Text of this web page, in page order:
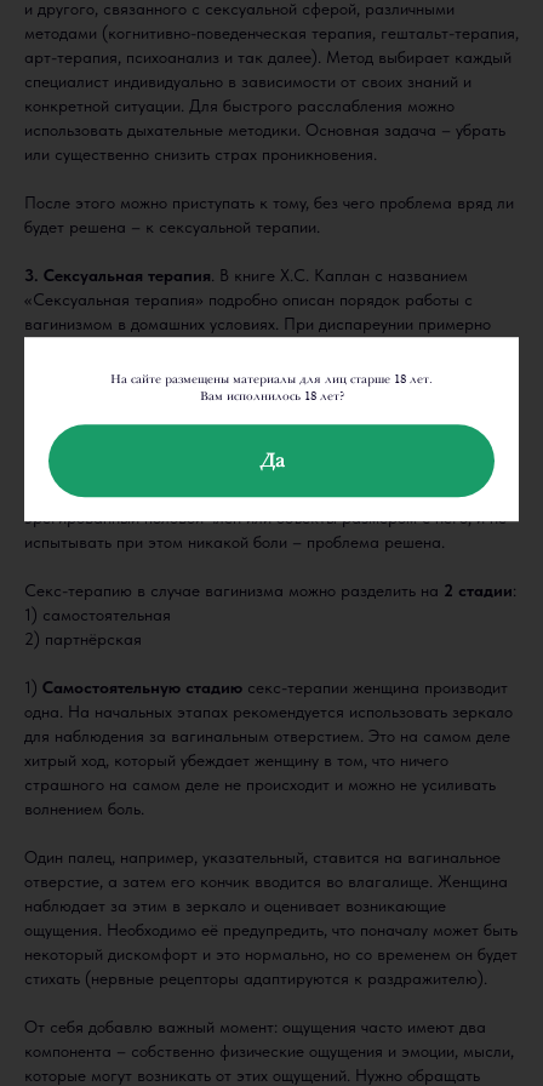
На сайте размещены материалы для лиц старше 18 лет.
Вам исполнилось 18 лет?
Да
и другого, связанного с сексуальной сферой, различными
методами (когнитивно-поведенческая терапия, гештальт-терапия,
арт-терапия, психоанализ и так далее). Метод выбирает каждый
специалист индивидуально в зависимости от своих знаний и
конкретной ситуации. Для быстрого расслабления можно
использовать дыхательные методики. Основная задача – убрать
или существенно снизить страх проникновения.
После этого можно приступать к тому, без чего проблема вряд ли
будет решена – к сексуальной терапии.
3. Сексуальная терапия. В книге Х.С. Каплан с названием
«Сексуальная терапия» подробно описан порядок работы с
вагинизмом в домашних условиях. При диспареунии примерно
Цель самой секс-терапии – постепенное подавление условно-
рефлекторной реакции сжатия мышц. Для этого вводят во
влагалище постепенно увеличивающиеся в размерах объекты на
фоне расслабленного и спокойного психоэмоционального
состояния женщины. Когда женщина может принять в себя
эрегированный половой член или объекты размером с него, и не
испытывать при этом никакой боли – проблема решена.
Секс-терапию в случае вагинизма можно разделить на 2 стадии:
1) самостоятельная
2) партнёрская
1) Самостоятельную стадию секс-терапии женщина производит
одна. На начальных этапах рекомендуется использовать зеркало
для наблюдения за вагинальным отверстием. Это на самом деле
хитрый ход, который убеждает женщину в том, что ничего
страшного на самом деле не происходит и можно не усиливать
волнением боль.
Один палец, например, указательный, ставится на вагинальное
отверстие, а затем его кончик вводится во влагалище. Женщина
наблюдает за этим в зеркало и оценивает возникающие
ощущения. Необходимо её предупредить, что поначалу может быть
некоторый дискомфорт и это нормально, но со временем он будет
стихать (нервные рецепторы адаптируются к раздражителю).
От себя добавлю важный момент: ощущения часто имеют два
компонента – собственно физические ощущения и эмоции, мысли,
которые могут возникать от этих ощущений. Нужно обращать